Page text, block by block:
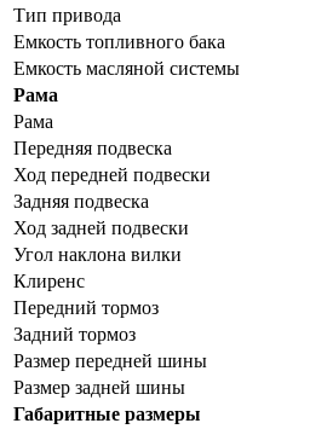
Тип привода
Емкость топливного бака
Емкость масляной системы
Рама
Рама
Передняя подвеска
Ход передней подвески
Задняя подвеска
Ход задней подвески
Угол наклона вилки
Клиренс
Передний тормоз
Задний тормоз
Размер передней шины
Размер задней шины
Габаритные размеры